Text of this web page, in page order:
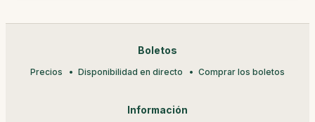
Boletos
Precios Disponibilidad en directo Comprar los boletos
Información